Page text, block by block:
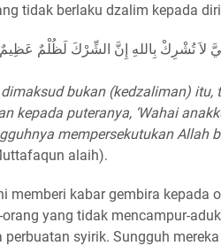
tidak berlaku dzalim kepada
لاَ تُشْرِكْ بِاللهِ إِنَّ الشِّرْكَ لَظُلْمٌ
dimaksud bukan (kedzaliman)
kepada puteranya, ‘Wahai
mempersekutukan Allah
alaih).
memberi kabar gembira kepada
orang yang tidak mencampur-
perbuatan syirik. Sungguh